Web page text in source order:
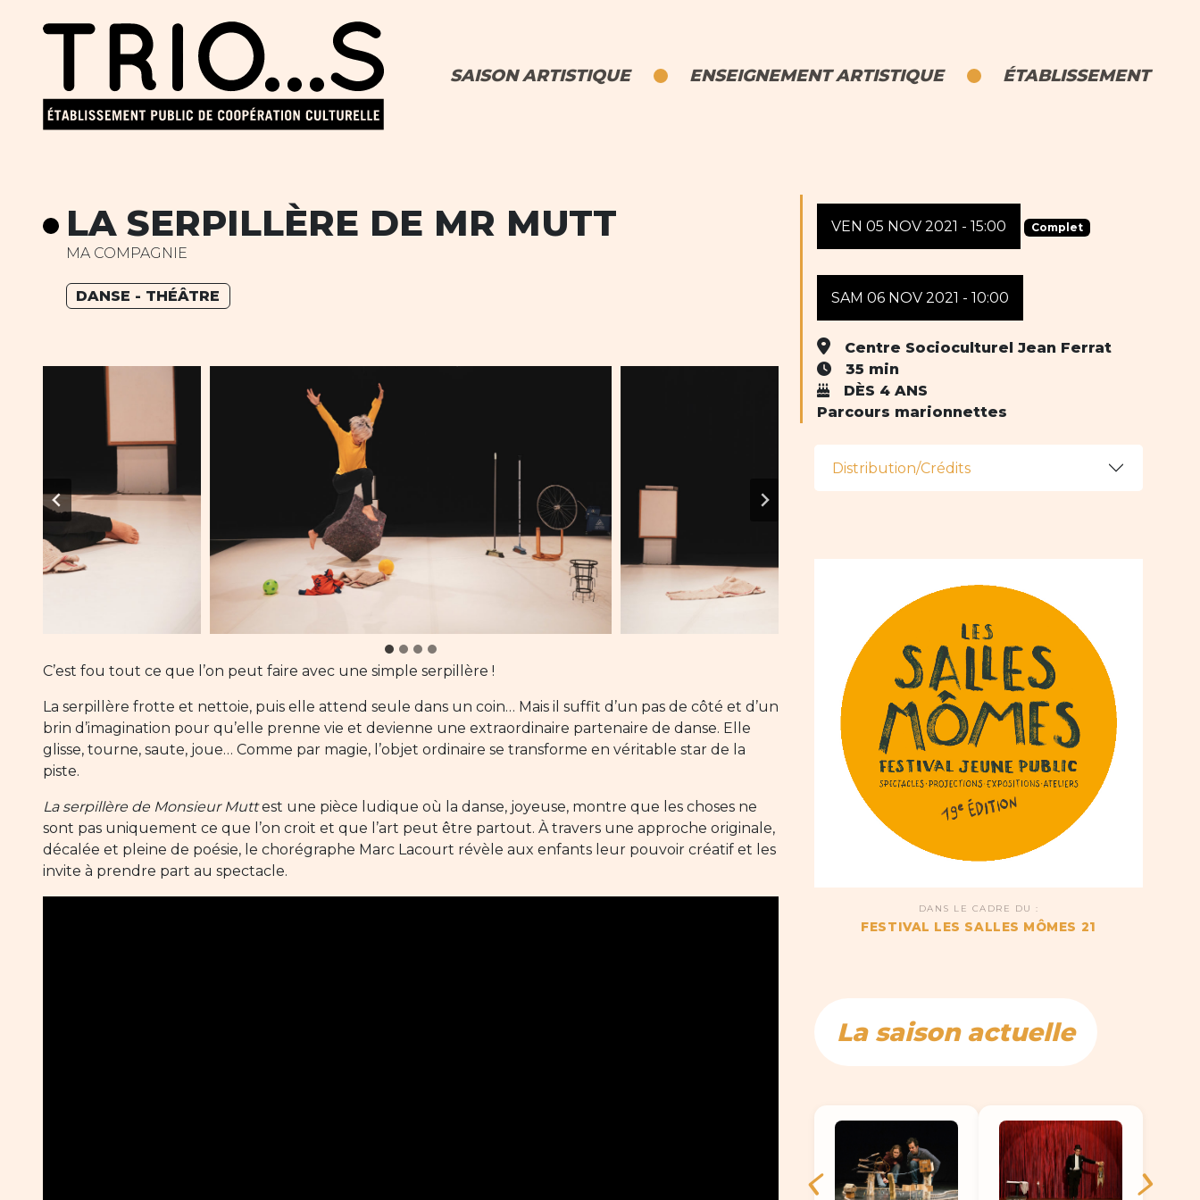
SAISON ARTISTIQUE ENSEIGNEMENT ARTISTIQUE ÉTABLISSEMENT
LA SERPILLÈRE DE MR MUTT
MA COMPAGNIE
DANSE - THÉÂTRE
C’est fou tout ce que l’on peut faire avec une simple serpillère !
La serpillère frotte et nettoie, puis elle attend seule dans un coin… Mais il suffit d’un pas de côté et d’un
brin d’imagination pour qu’elle prenne vie et devienne une extraordinaire partenaire de danse. Elle
glisse, tourne, saute, joue… Comme par magie, l’objet ordinaire se transforme en véritable star de la
piste.
La serpillère de Monsieur Muttest une pièce ludique où la danse, joyeuse, montre que les choses ne
sont pas uniquement ce que l’on croit et que l’art peut être partout. À travers une approche originale,
décalée et pleine de poésie, le chorégraphe Marc Lacourt révèle aux enfants leur pouvoir créatif et les
invite à prendre part au spectacle.
VEN 05 NOV 2021 - 15:00 Complet
SAM 06 NOV 2021 - 10:00
Centre Socioculturel Jean Ferrat
35 min
DÈS 4 ANS
Parcours marionnettes
Distribution/Crédits
DANS LE CADRE DU :
FESTIVAL LES SALLES MÔMES 21
La saison actuelle